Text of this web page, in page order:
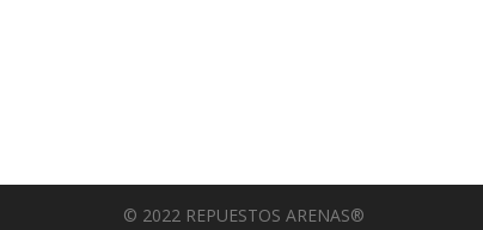
© 2022 REPUESTOS ARENAS®